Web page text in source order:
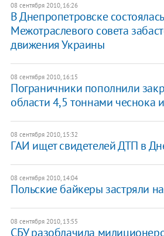
08 сентября 2010, 16:26
В Днепропетровске
Межотраслевого совета
движения Украины
08 сентября 2010, 16:15
Пограничники пополнили
области 4,5 тоннами чеснока
08 сентября 2010, 15:32
ГАИ ищет свидетелей ДТП в
08 сентября 2010, 14:04
Польские байкеры застряли
08 сентября 2010, 13:55
СБУ разоблачила